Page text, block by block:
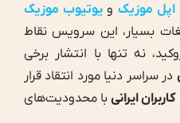
اپل موزیک ویوتیوب موزیک
بسیار، این سرویس نقاط
نه تنها با انتشار برخی
در سراسر دنیا مورد انتقاد قرار
کاربران ایرانی با محدودیت‌های